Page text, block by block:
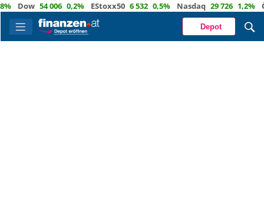
Dow 54 006 0,2% EStoxx50 6 532 0,5% Nasdaq 29 726 1,2% Öl
Depot